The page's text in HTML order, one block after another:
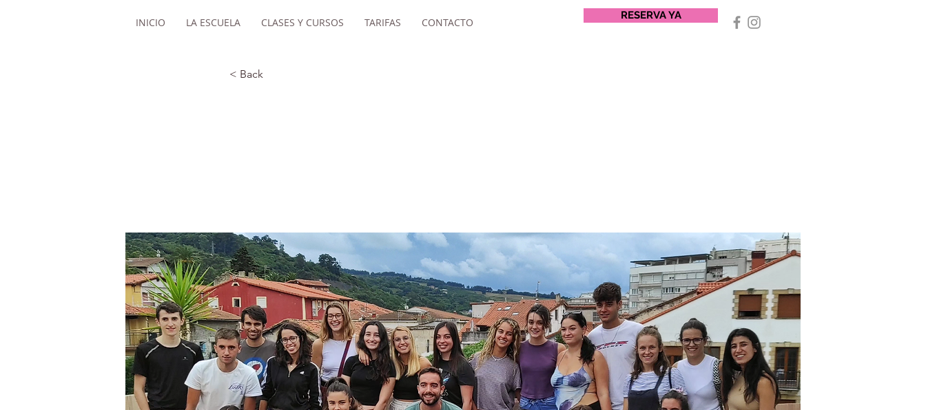
INICIO LA ESCUELA CLASES Y CURSOS TARIFAS CONTACTO
RESERVA YA
< Back